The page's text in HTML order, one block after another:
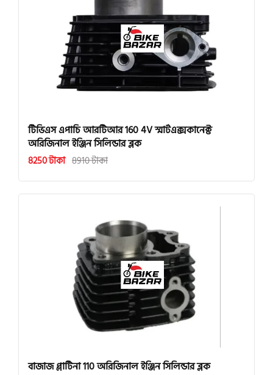
টিভিএস এপাচি আরটিআর 160 4V স্মার্টএক্সকানেক্ট
অরিজিনাল ইঞ্জিন সিলিন্ডার ব্লক
8250 টাকা 8910 টাকা
বাজাজ প্লাটিনা 110 অরিজিনাল ইঞ্জিন সিলিন্ডার ব্লক